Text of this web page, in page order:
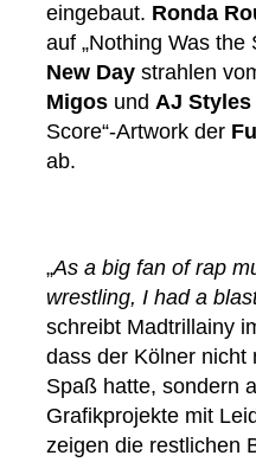
eingebaut. Ronda
auf „Nothing Was the
New Day strahlen
Migos und AJ Styles
Score“-Artwork der
ab.
„As a big fan of rap
wrestling, I had a
schreibt Madtrillainy
dass der Kölner nicht
Spaß hatte, sondern
Grafikprojekte mit
zeigen die restlichen